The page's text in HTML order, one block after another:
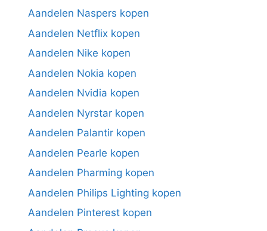
Aandelen Naspers kopen
Aandelen Netflix kopen
Aandelen Nike kopen
Aandelen Nokia kopen
Aandelen Nvidia kopen
Aandelen Nyrstar kopen
Aandelen Palantir kopen
Aandelen Pearle kopen
Aandelen Pharming kopen
Aandelen Philips Lighting kopen
Aandelen Pinterest kopen